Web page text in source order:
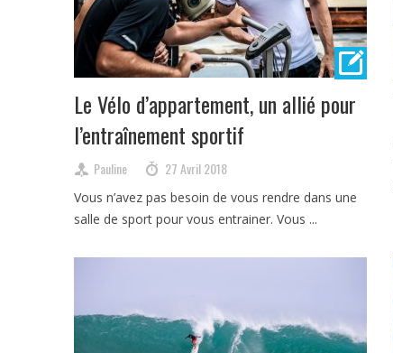
Le Vélo d’appartement, un allié pour
l’entraînement sportif
Pauline 27 Avril 2018
Vous n’avez pas besoin de vous rendre dans une
salle de sport pour vous entrainer. Vous ...